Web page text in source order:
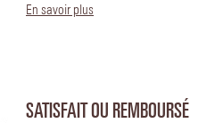
En savoir plus
SATISFAIT OU REMBOURSÉ